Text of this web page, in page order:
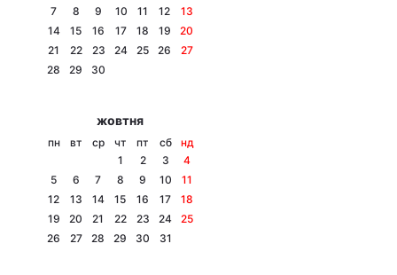
7
8 9 10 11 12
13
14
15 16 17 18 19
20
21
22 23 24 25 26
27
28
29 30
жовтня
пн вт ср чт пт сб
нд
1
2 3
4
5
6 7 8 9 10
11
12
13 14 15 16 17
18
19
20 21 22 23 24
25
26
27 28 29 30 31